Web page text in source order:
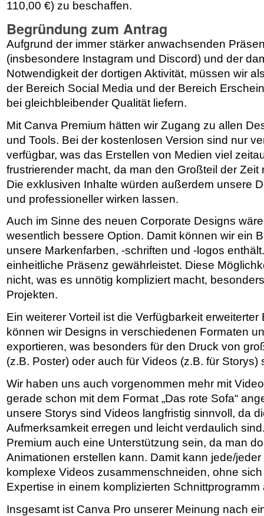
110,00 €) zu beschaffen.
Begründung zum Antrag
Aufgrund der immer stärker anwachsenden
(insbesondere Instagram und Discord) und der
Notwendigkeit der dortigen Aktivität, müssen wir
der Bereich Social Media und der Bereich
bei gleichbleibender Qualität liefern.
Mit Canva Premium hätten wir Zugang zu allen
und Tools. Bei der kostenlosen Version sind nur
verfügbar, was das Erstellen von Medien viel
frustrierender macht, da man den Großteil der Zeit
Die exklusiven Inhalte würden außerdem unsere
und professioneller wirken lassen.
Auch im Sinne des neuen Corporate Designs
wesentlich bessere Option. Damit können wir ein
unsere Markenfarben, -schriften und -logos
einheitliche Präsenz gewährleistet. Diese
nicht, was es unnötig kompliziert macht,
Projekten.
Ein weiterer Vorteil ist die Verfügbarkeit
können wir Designs in verschiedenen Formaten
exportieren, was besonders für den Druck von
(z.B. Poster) oder auch für Videos (z.B. für Storys)
Wir haben uns auch vorgenommen mehr mit
gerade schon mit dem Format „Das rote Sofa“
unsere Storys sind Videos langfristig sinnvoll, da
Aufmerksamkeit erregen und leicht verdaulich
Premium auch eine Unterstützung sein, da man
Animationen erstellen kann. Damit kann jede/
komplexe Videos zusammenschneiden, ohne
Expertise in einem komplizierten
Insgesamt ist Canva Pro unserer Meinung nach